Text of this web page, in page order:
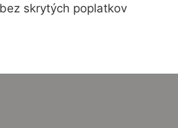
skrytých poplatkov